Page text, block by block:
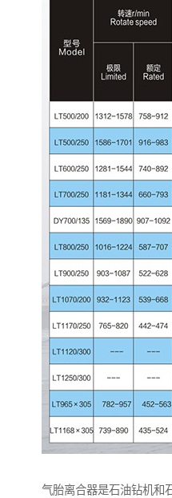
气胎离合器是石油钻机和